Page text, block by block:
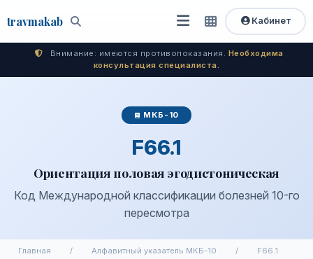
travmakab Поиск
Открыть
меню
Быстрый
доступ
Кабинет
Внимание: имеются противопоказания. Необходима
консультация специалиста.
МКБ-10
F66.1
Ориентация половая эгодистоническая
Код Международной классификации болезней 10-го
пересмотра
Главная / Алфавитный указатель МКБ-10 / F66.1